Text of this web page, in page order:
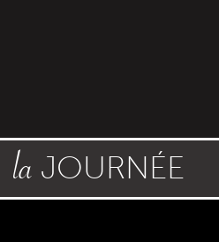
la JOURNÉE